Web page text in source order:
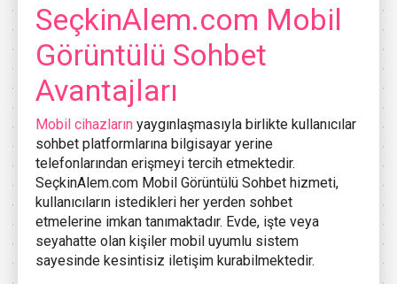
SeçkinAlem.com Mobil
Görüntülü Sohbet
Avantajları
Mobil cihazların yaygınlaşmasıyla birlikte kullanıcılar
sohbet platformlarına bilgisayar yerine
telefonlarından erişmeyi tercih etmektedir.
SeçkinAlem.com Mobil Görüntülü Sohbet hizmeti,
kullanıcıların istedikleri her yerden sohbet
etmelerine imkan tanımaktadır. Evde, işte veya
seyahatte olan kişiler mobil uyumlu sistem
sayesinde kesintisiz iletişim kurabilmektedir.